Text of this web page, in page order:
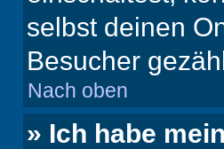
selbst deinen
Besucher
Nach oben
» Ich habe